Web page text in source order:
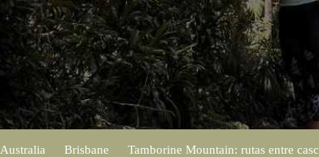
Australia Brisbane Tamborine Mountain: rutas entre